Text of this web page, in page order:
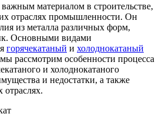
материалом в строительстве,
отраслях промышленности. Он
из металла различных форм,
Основными видами
горячекатаный и холоднокатаный
рассмотрим особенности процесса
и холоднокатаного
и недостатки, а также